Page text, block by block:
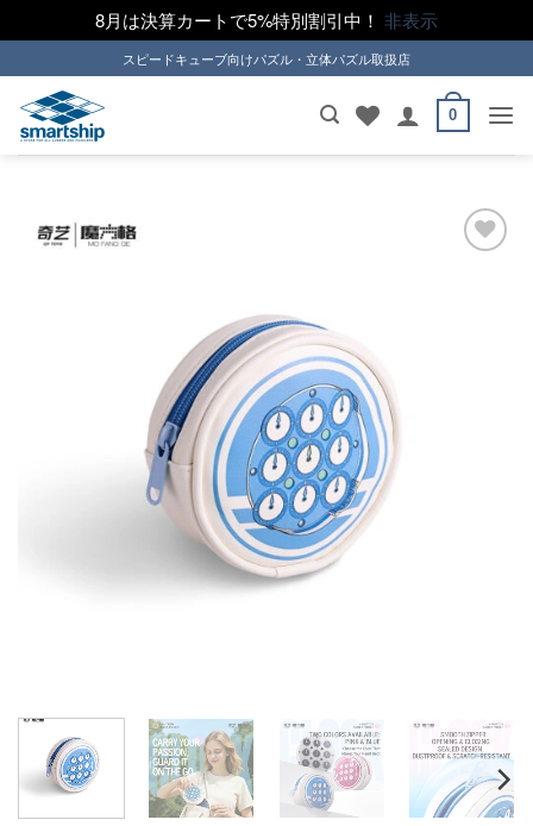
8月は決算カートで5%特別割引中！ 非表示
to
content
スピードキューブ向けパズル・立体パズル取扱店
0